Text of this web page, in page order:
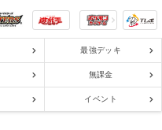
最強デッキ
無課金
イベント